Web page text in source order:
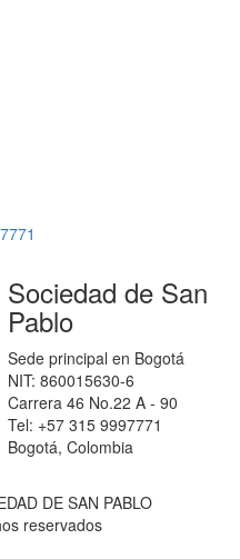
Sociedad de San
Pablo
Sede principal en Bogotá
NIT: 860015630-6
Carrera 46 No.22 A - 90
Tel: +57 315 9997771
Bogotá, Colombia
DE SAN PABLO
reservados